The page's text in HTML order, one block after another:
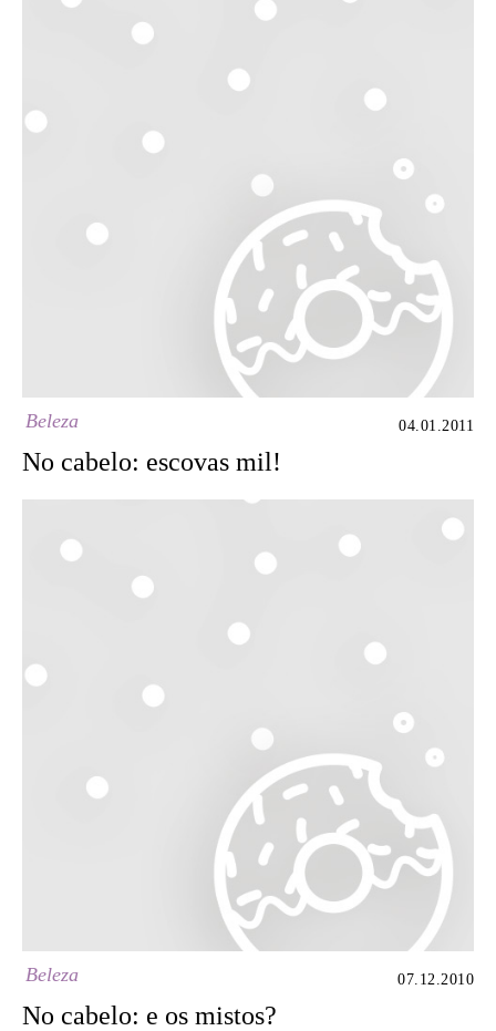
Beleza 04.01.2011
No cabelo: escovas mil!
Beleza 07.12.2010
No cabelo: e os mistos?